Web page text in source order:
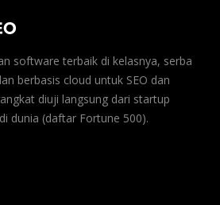
software terbaik di kelasnya, serba
berbasis cloud untuk SEO dan
diuji langsung dari startup
dunia (daftar Fortune 500).